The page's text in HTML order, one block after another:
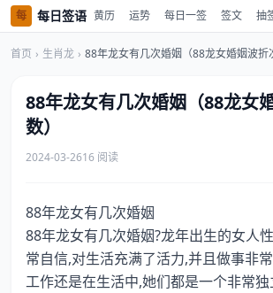
每 每日签语 黄历 运势 每日一签 签文 抽
首页 › 生肖龙 › 88年龙女有几次婚姻（88龙女婚姻波折
88年龙女有几次婚姻（88龙女
数）
2024-03-2616 阅读
88年龙女有几次婚姻
88年龙女有几次婚姻?龙年出生的女人性格直爽,她们非
常自信,对生活充满了活力,并且做事非
工作还是在生活中,她们都是一个非常